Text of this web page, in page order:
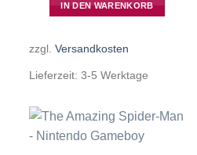
IN DEN WARENKORB
zzgl. Versandkosten
Lieferzeit: 3-5 Werktage